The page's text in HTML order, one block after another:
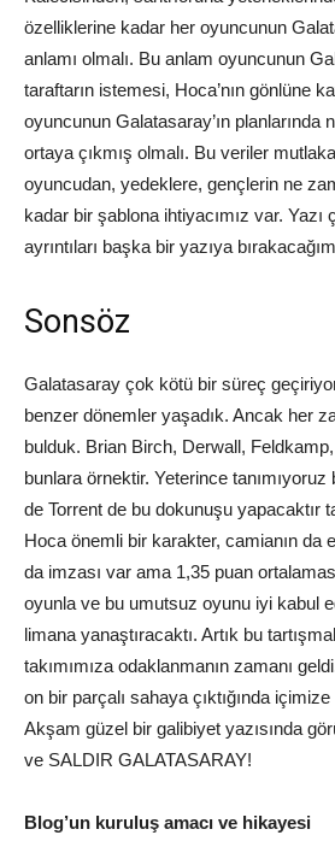
özelliklerine kadar her oyuncunun
anlamı olmalı. Bu anlam oyuncunun
taraftarın istemesi, Hoca’nın gönlüne
oyuncunun Galatasaray’ın planlarında
ortaya çıkmış olmalı. Bu veriler
oyuncudan, yedeklere, gençlerin ne
kadar bir şablona ihtiyacımız var. Yazı
ayrıntıları başka bir yazıya
Sonsöz
Galatasaray çok kötü bir süreç
benzer dönemler yaşadık. Ancak her
bulduk. Brian Birch, Derwall,
bunlara örnektir. Yeterince
de Torrent de bu dokunuşu yapacaktır
Hoca önemli bir karakter, camianın da
da imzası var ama 1,35 puan
oyunla ve bu umutsuz oyunu iyi kabul
limana yanaştıracaktı. Artık bu
takımımıza odaklanmanın zamanı
on bir parçalı sahaya çıktığında
Akşam güzel bir galibiyet yazısında
ve SALDIR GALATASARAY!
Blog’un kuruluş amacı ve hikayesi